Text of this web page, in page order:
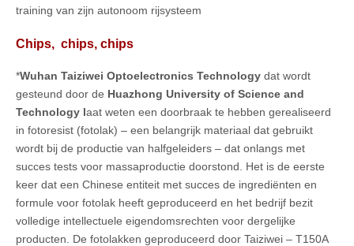
training van zijn autonoom rijsysteem
Chips, chips, chips
*Wuhan Taiziwei Optoelectronics Technology dat wordt
gesteund door de Huazhong University of Science and
Technology laat weten een doorbraak te hebben gerealiseerd
in fotoresist (fotolak) – een belangrijk materiaal dat gebruikt
wordt bij de productie van halfgeleiders – dat onlangs met
succes tests voor massaproductie doorstond. Het is de eerste
keer dat een Chinese entiteit met succes de ingrediënten en
formule voor fotolak heeft geproduceerd en het bedrijf bezit
volledige intellectuele eigendomsrechten voor dergelijke
producten. De fotolakken geproduceerd door Taiziwei – T150A